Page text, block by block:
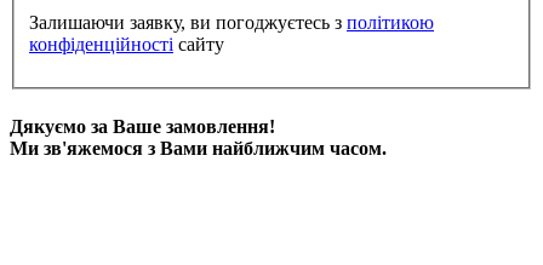
Залишаючи заявку, ви погоджуєтесь з політикою
конфіденційності сайту
Дякуємо за Ваше замовлення!
Ми зв'яжемося з Вами найближчим часом.